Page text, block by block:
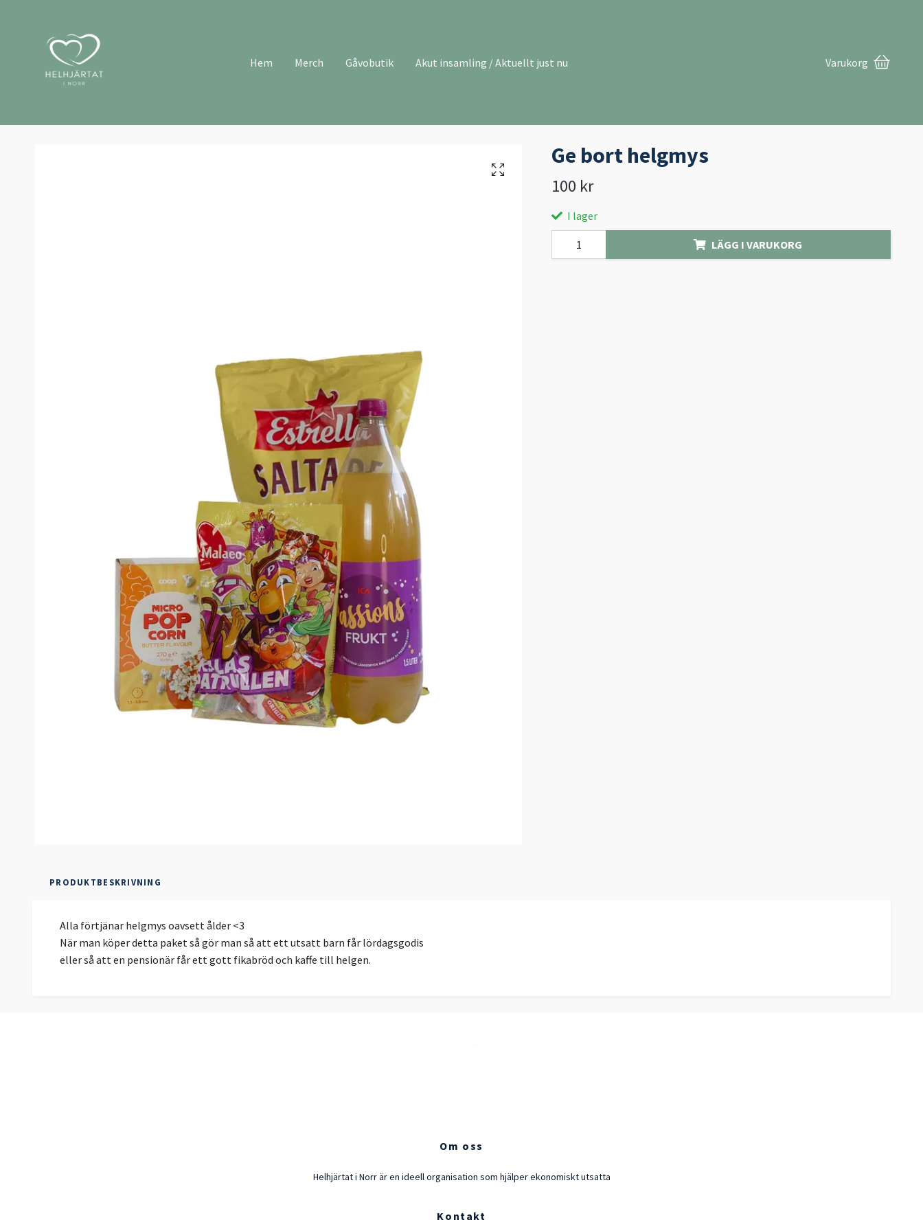
Hem Merch Gåvobutik Akut insamling / Aktuellt just nu Varukorg
Ge bort helgmys
100 kr
I lager
LÄGG I VARUKORG
PRODUKTBESKRIVNING
Alla förtjänar helgmys oavsett ålder <3
När man köper detta paket så gör man så att ett utsatt barn får lördagsgodis
eller så att en pensionär får ett gott fikabröd och kaffe till helgen.
Om oss
Helhjärtat i Norr är en ideell organisation som hjälper ekonomiskt utsatta
Kontakt